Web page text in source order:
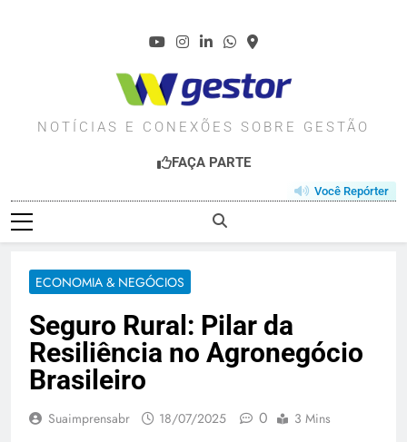
WGESTOR.COM.BR
NOTÍCIAS E CONEXÕES SOBRE GESTÃO
FAÇA PARTE
Você Repórter
ECONOMIA & NEGÓCIOS
Seguro Rural: Pilar da
Resiliência no Agronegócio
Brasileiro
Suaimprensabr 18/07/2025 0 3 Mins